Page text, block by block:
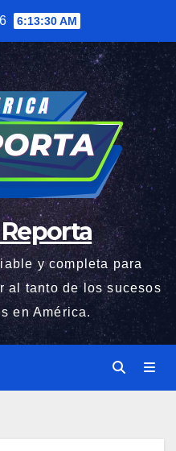
6:13:31 AM
y completa para
al tanto de los sucesos
en América.